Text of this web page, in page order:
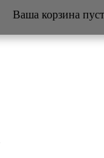
Ваша корзина